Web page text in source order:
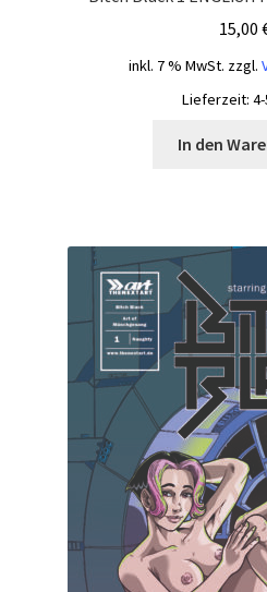
15,00
inkl. 7 % MwSt. zzgl.
Lieferzeit:
In den